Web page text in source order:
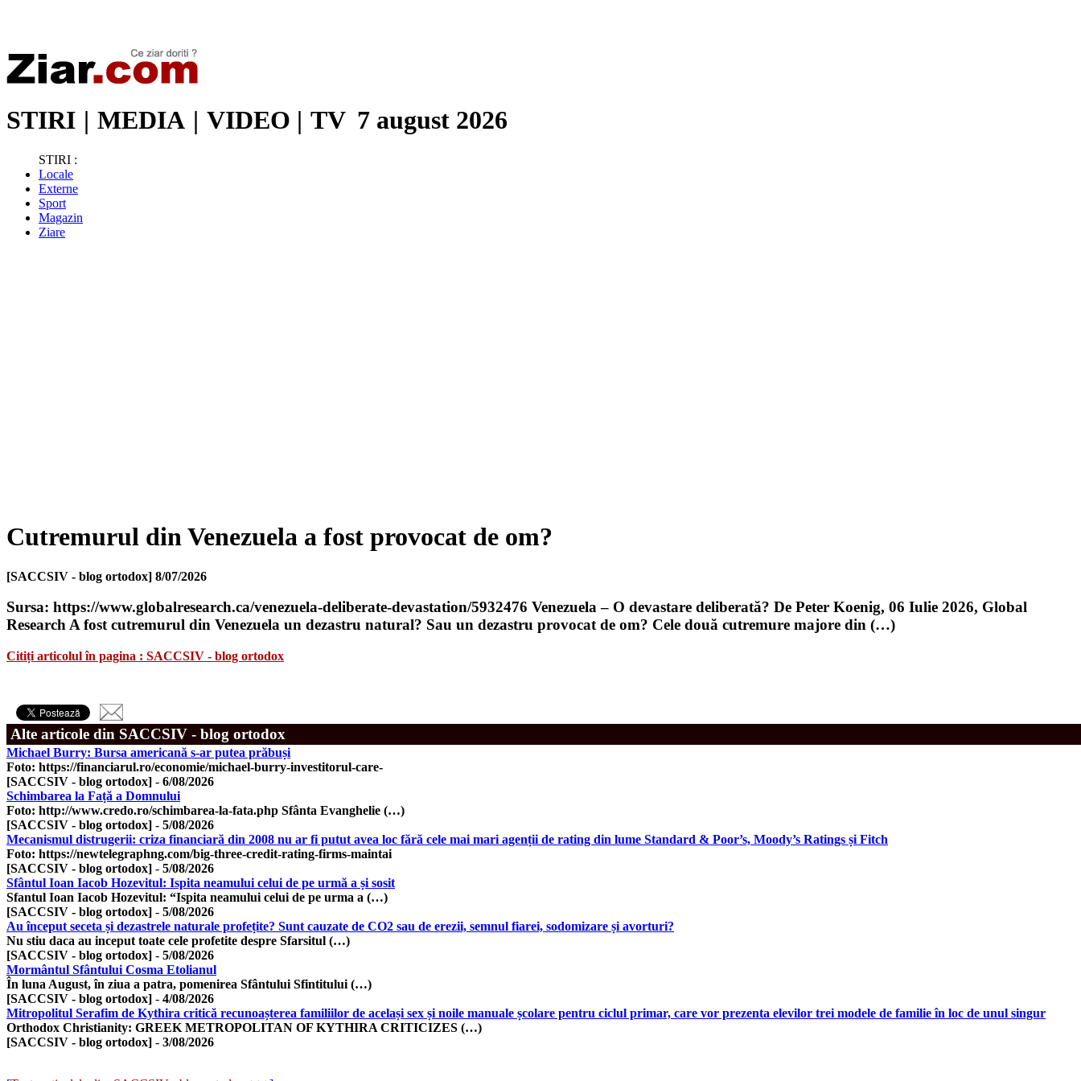
STIRI | MEDIA | VIDEO | TV 7 august 2026
STIRI :
Locale
Externe
Sport
Magazin
Ziare
Cutremurul din Venezuela a fost provocat de om?
[SACCSIV - blog ortodox] 8/07/2026
Sursa: https://www.globalresearch.ca/venezuela-deliberate-devastation/5932476 Venezuela – O devastare deliberată? De Peter Koenig, 06 Iulie 2026, Global
Research A fost cutremurul din Venezuela un dezastru natural? Sau un dezastru provocat de om? Cele două cutremure majore din (…)
Citiți articolul în pagina : SACCSIV - blog ortodox
Alte articole din SACCSIV - blog ortodox
Michael Burry: Bursa americană s-ar putea prăbuși
Foto: https://financiarul.ro/economie/michael-burry-investitorul-care-
[SACCSIV - blog ortodox] - 6/08/2026
Schimbarea la Față a Domnului
Foto: http://www.credo.ro/schimbarea-la-fata.php Sfânta Evanghelie (…)
[SACCSIV - blog ortodox] - 5/08/2026
Mecanismul distrugerii: criza financiară din 2008 nu ar fi putut avea loc fără cele mai mari agenții de rating din lume Standard & Poor’s, Moody’s Ratings și Fitch
Foto: https://newtelegraphng.com/big-three-credit-rating-firms-maintai
[SACCSIV - blog ortodox] - 5/08/2026
Sfântul Ioan Iacob Hozevitul: Ispita neamului celui de pe urmă a și sosit
Sfantul Ioan Iacob Hozevitul: “Ispita neamului celui de pe urma a (…)
[SACCSIV - blog ortodox] - 5/08/2026
Au început seceta și dezastrele naturale profețite? Sunt cauzate de CO2 sau de erezii, semnul fiarei, sodomizare și avorturi?
Nu stiu daca au inceput toate cele profetite despre Sfarsitul (…)
[SACCSIV - blog ortodox] - 5/08/2026
Mormântul Sfântului Cosma Etolianul
În luna August, în ziua a patra, pomenirea Sfântului Sfintitului (…)
[SACCSIV - blog ortodox] - 4/08/2026
Mitropolitul Serafim de Kythira critică recunoașterea familiilor de același sex și noile manuale școlare pentru ciclul primar, care vor prezenta elevilor trei modele de familie în loc de unul singur
Orthodox Christianity: GREEK METROPOLITAN OF KYTHIRA CRITICIZES (…)
[SACCSIV - blog ortodox] - 3/08/2026